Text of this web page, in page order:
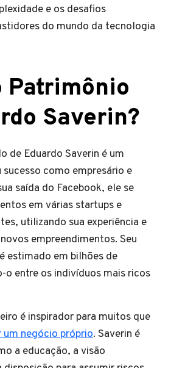
e os desafios
do mundo da tecnologia
Patrimônio
Saverin?
de Eduardo Saverin é um
como empresário e
saída do Facebook, ele se
em várias startups e
utilizando sua experiência e
empreendimentos. Seu
estimado em bilhões de
o entre os indivíduos mais ricos
é inspirador para muitos que
um negócio próprio. Saverin é
a educação, a visão